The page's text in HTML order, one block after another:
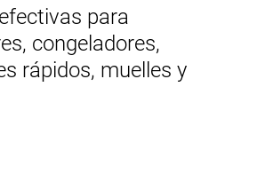
para
congeladores,
rápidos, muelles y